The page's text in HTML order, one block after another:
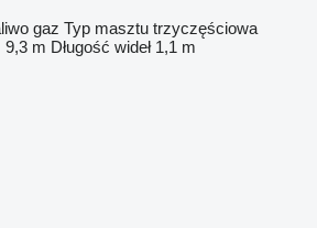
gaz Typ masztu trzyczęściowa
9,3 m Długość wideł 1,1 m